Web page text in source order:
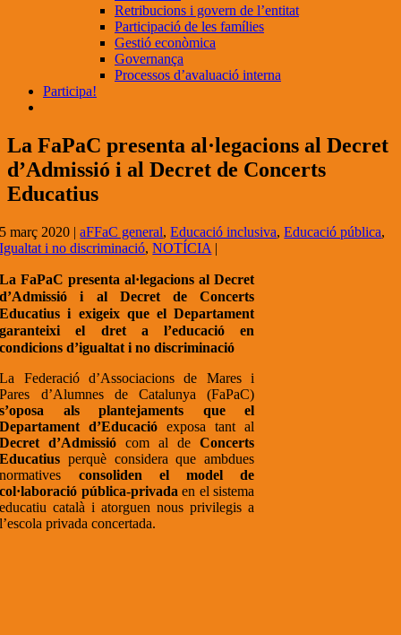
Retribucions i govern de l’entitat
Participació de les famílies
Gestió econòmica
Governança
Processos d’avaluació interna
Participa!
La FaPaC presenta al·legacions al Decret
d’Admissió i al Decret de Concerts
Educatius
5 març 2020 |aFFaC general,Educació inclusiva,Educació pública,
Igualtat i no discriminació,NOTÍCIA |
La FaPaC presenta al·legacions al Decret
d’Admissió i al Decret de Concerts
Educatius i exigeix que el Departament
garanteixi el dret a l’educació en
condicions d’igualtat i no discriminació
La Federació d’Associacions de Mares i
Pares d’Alumnes de Catalunya (FaPaC)
s’oposa als plantejaments que el
Departament d’Educació exposa tant al
Decret d’Admissió com al de Concerts
Educatius perquè considera que ambdues
normatives consoliden el model de
col·laboració pública-privada en el sistema
educatiu català i atorguen nous privilegis a
l’escola privada concertada.